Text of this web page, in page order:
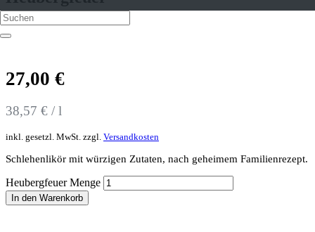
0Kundenrezensionen
27,00 €
38,57 € / l
inkl. gesetzl. MwSt. zzgl. Versandkosten
Schlehenlikör mit würzigen Zutaten, nach geheimem Familienrezept.
Heubergfeuer Menge
In den Warenkorb